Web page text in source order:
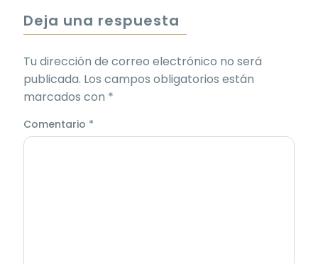
Deja una respuesta
Tu dirección de correo electrónico no será
publicada. Los campos obligatorios están
marcados con *
Comentario *